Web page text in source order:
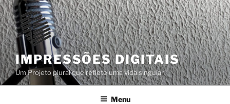
Skip
to
content
IMPRESSÕES DIGITAIS
Um Projeto plural que reflete uma vida singular
Menu